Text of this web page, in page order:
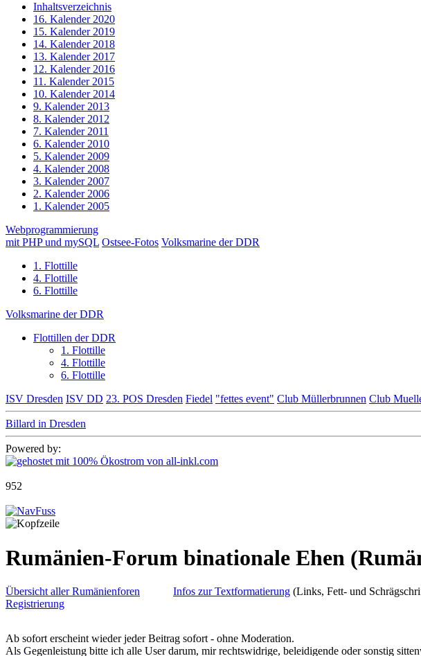
Inhaltsverzeichnis
16. Kalender 2020
15. Kalender 2019
14. Kalender 2018
13. Kalender 2017
12. Kalender 2016
11. Kalender 2015
10. Kalender 2014
9. Kalender 2013
8. Kalender 2012
7. Kalender 2011
6. Kalender 2010
5. Kalender 2009
4. Kalender 2008
3. Kalender 2007
2. Kalender 2006
1. Kalender 2005
Webprogrammierung
mit PHP und mySQL Ostsee-Fotos Volksmarine der DDR
1. Flottille
4. Flottille
6. Flottille
Volksmarine der DDR
Flottillen der DDR
1. Flottille
4. Flottille
6. Flottille
ISV Dresden ISV DD 23. POS Dresden Fiedel "fettes event" Club Müllerbrunnen Club
Billard in Dresden
Powered by:
952
Rumänien-Forum binationale Ehen
Übersicht aller Rumänienforen
Registrierung
Infos zur Textformatierung (Links, Fett- und
Ab sofort erscheint wieder jeder Beitrag sofort - ohne Moderation.
Als Gegenleistung bitte ich alle User darum, mir rechtswidrige, beleidigende oder sonstig